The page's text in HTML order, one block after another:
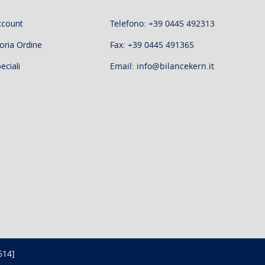
Ordine
Telefono: +39 0445 492313
Fax: +39 0445 491365
Email: info@bilancekern.it